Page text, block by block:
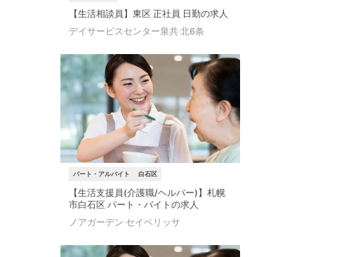
【生活相談員】東区 正社員 日勤の求人
デイサービスセンター泉共 北6条
パート・アルバイト 白石区
【生活支援員(介護職/ヘルパー)】札幌
市白石区 パート・バイトの求人
ノアガーデン セイベリッサ